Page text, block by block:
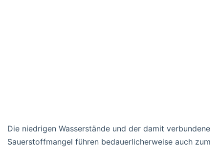
Die niedrigen Wasserstände und der damit verbundene
Sauerstoffmangel führen bedauerlicherweise auch zum